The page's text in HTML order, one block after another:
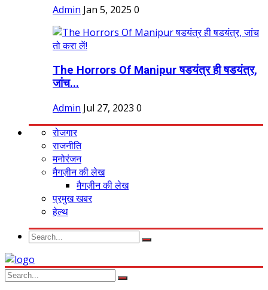
Admin Jan 5, 2025 0
The Horrors Of Manipur षडयंत्र ही षडयंत्र,
जांच...
Admin Jul 27, 2023 0
रोजगार
राजनीति
मनोरंजन
मैगज़ीन की लेख
मैगज़ीन की लेख
प्रमुख खबर
हेल्थ